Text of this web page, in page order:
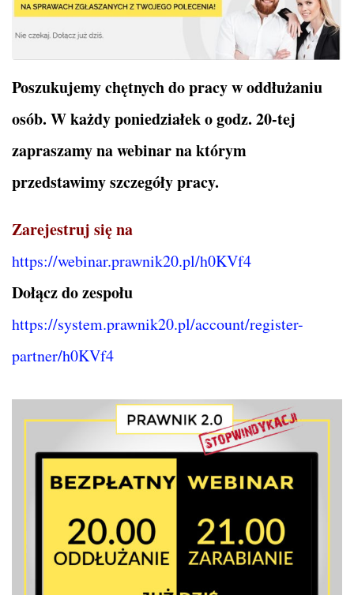
Poszukujemy chętnych do pracy w oddłużaniu
osób. W każdy poniedziałek o godz. 20-tej
zapraszamy na webinar na którym
przedstawimy szczegóły pracy.
Zarejestruj się na
https://webinar.prawnik20.pl/h0KVf4
Dołącz do zespołu
https://system.prawnik20.pl/account/register-
partner/h0KVf4